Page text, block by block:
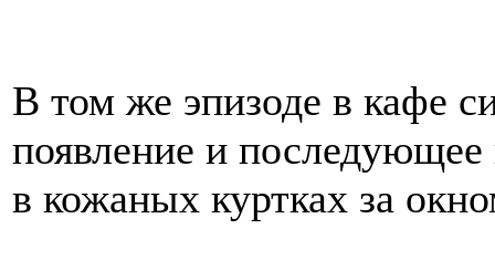
В том же эпизоде в кафе
появление и последующее
в кожаных куртках за